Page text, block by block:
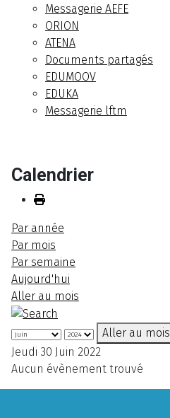
Messagerie AEFE
ORION
ATENA
Documents partagés
EDUMOOV
EDUKA
Messagerie lftm
Calendrier
Par année
Par mois
Par semaine
Aujourd'hui
Aller au mois
Aller au mois
Jeudi 30 Juin 2022
Aucun évènement trouvé